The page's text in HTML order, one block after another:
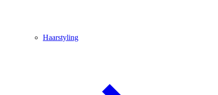
Haarstyling